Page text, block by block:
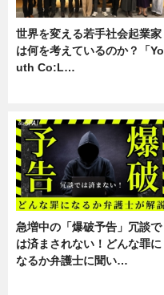
世界を変える若手社会起業家
は何を考えているのか？「Yo
uth Co:L…
急増中の「爆破予告」冗談で
は済まされない！どんな罪に
なるか弁護士に聞い…